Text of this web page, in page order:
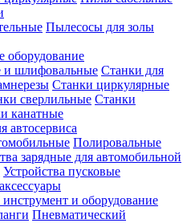
Пылесосы для золы
оборудование
и шлифовальные Станки для
Станки циркулярные
сверлильные Станки
канатные
автосервиса
Полировальные
зарядные для автомобильной
Устройства пусковые
и оборудование
Пневматический